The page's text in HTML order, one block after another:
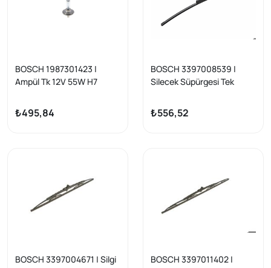
BOSCH 1987301423 |
Ampül Tk 12V 55W H7
₺495,84
BOSCH 3397008539 |
Silecek Süpürgesi Tek
Aerotwin Transit V184 01-
06 / Movano B 2.3 10>
₺556,52
BOSCH 3397004671 | Silgi
BOSCH 3397011402 |